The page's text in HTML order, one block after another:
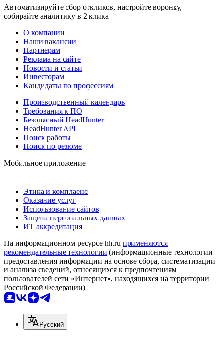
Автоматизируйте сбор откликов, настройте воронку,
собирайте аналитику в 2 клика
О компании
Наши вакансии
Партнерам
Реклама на сайте
Новости и статьи
Инвесторам
Кандидаты по профессиям
Производственный календарь
Требования к ПО
Безопасный HeadHunter
HeadHunter API
Поиск работы
Поиск по резюме
Мобильное приложение
Этика и комплаенс
Оказание услуг
Использование сайтов
Защита персональных данных
ИТ аккредитация
На информационном ресурсе hh.ru применяются
рекомендательные технологии (информационные технологии
предоставления информации на основе сбора, систематизации
и анализа сведений, относящихся к предпочтениям
пользователей сети «Интернет», находящихся на территории
Российской Федерации)
Русский